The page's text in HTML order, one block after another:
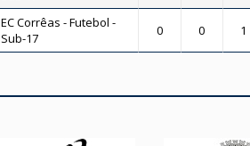
EC Corrêas - Futebol -
Sub-17
0 0 1